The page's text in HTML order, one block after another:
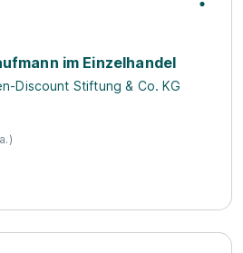
im Einzelhandel
Discount Stiftung & Co. KG